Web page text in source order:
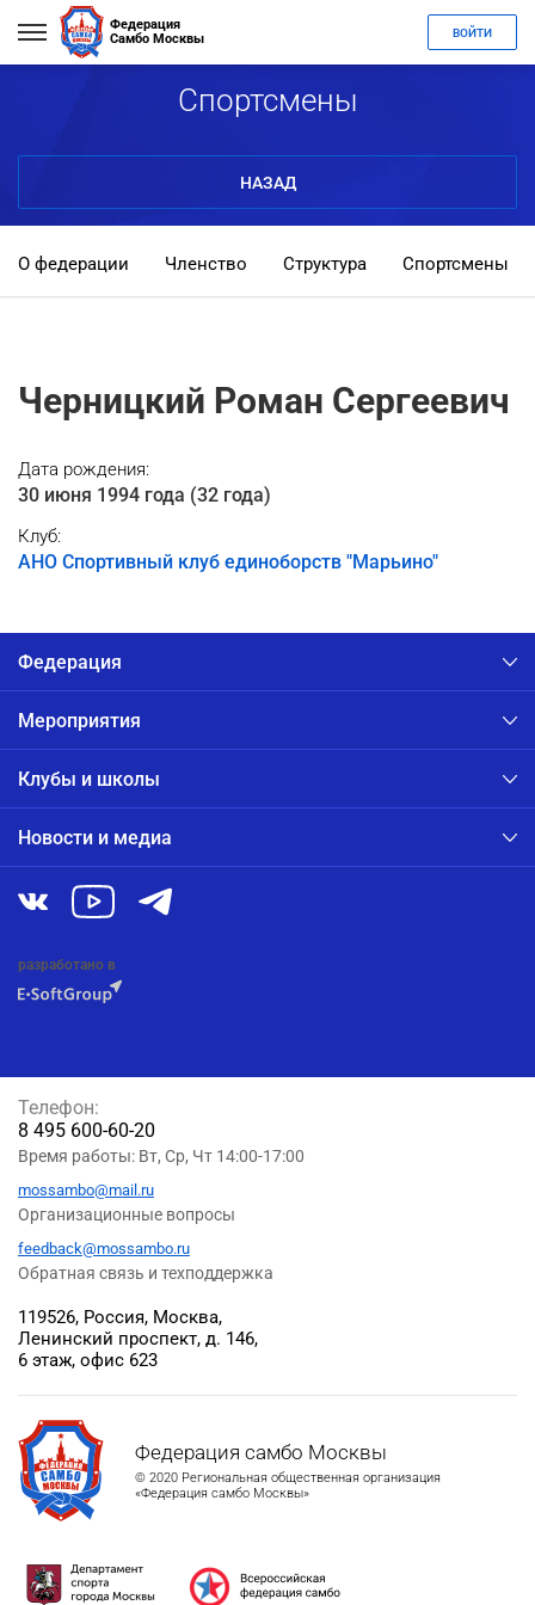
Федерация
Самбо Москвы
ВОЙТИ
Спортсмены
НАЗАД
О федерации Членство Структура Спортсмены
Черницкий Роман Сергеевич
Дата рождения:
30 июня 1994 года (32 года)
Клуб:
АНО Спортивный клуб единоборств "Марьино"
Федерация
Мероприятия
Клубы и школы
Новости и медиа
разработано в
Федерация самбо Москвы
© 2020 Региональная общественная организация
«Федерация самбо Москвы»
119526, Россия, Москва,
Ленинский проспект, д. 146,
6 этаж, офис 623
Телефон:
8 495 600-60-20
Время работы: Вт, Ср, Чт 14:00-17:00
mossambo@mail.ru
Организационные вопросы
feedback@mossambo.ru
Обратная связь и техподдержка